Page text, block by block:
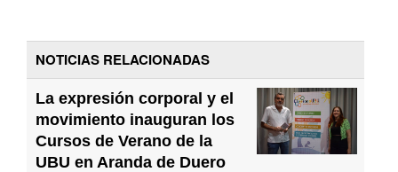
NOTICIAS RELACIONADAS
La expresión corporal y el
movimiento inauguran los
Cursos de Verano de la
UBU en Aranda de Duero